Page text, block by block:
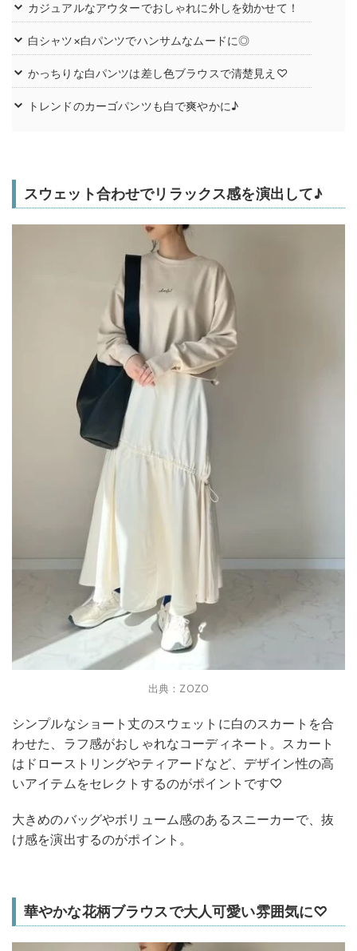
カジュアルなアウターでおしゃれに外しを効かせて！
白シャツ×白パンツでハンサムなムードに◎
かっちりな白パンツは差し色ブラウスで清楚見え♡
トレンドのカーゴパンツも白で爽やかに♪
スウェット合わせでリラックス感を演出して♪
出典：ZOZO
シンプルなショート丈のスウェットに白のスカートを合
わせた、ラフ感がおしゃれなコーディネート。スカート
はドローストリングやティアードなど、デザイン性の高
いアイテムをセレクトするのがポイントです♡
大きめのバッグやボリューム感のあるスニーカーで、抜
け感を演出するのがポイント。
華やかな花柄ブラウスで大人可愛い雰囲気に♡